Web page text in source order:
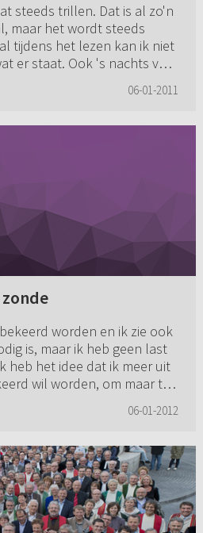
steeds trillen. Dat is al zo'n
maar het wordt steeds
tijdens het lezen kan ik niet
er staat. Ook 's nachts voel
06-01-2011
worden en ik zie ook
is, maar ik heb geen last
heb het idee dat ik meer uit
wil worden, om maar te
06-01-2012